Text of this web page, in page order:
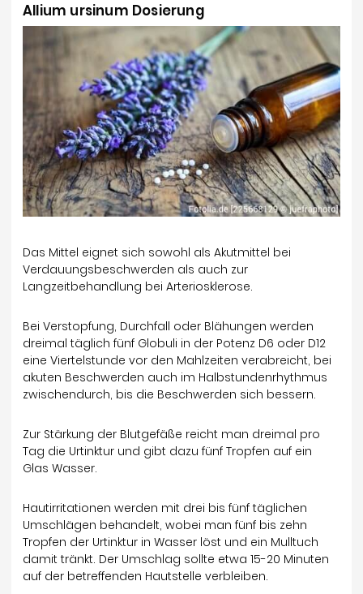
Allium ursinum Dosierung
Das Mittel eignet sich sowohl als Akutmittel bei
Verdauungsbeschwerden als auch zur
Langzeitbehandlung bei Arteriosklerose.
Bei Verstopfung, Durchfall oder Blähungen werden
dreimal täglich fünf Globuli in der Potenz D6 oder D12
eine Viertelstunde vor den Mahlzeiten verabreicht, bei
akuten Beschwerden auch im Halbstundenrhythmus
zwischendurch, bis die Beschwerden sich bessern.
Zur Stärkung der Blutgefäße reicht man dreimal pro
Tag die Urtinktur und gibt dazu fünf Tropfen auf ein
Glas Wasser.
Hautirritationen werden mit drei bis fünf täglichen
Umschlägen behandelt, wobei man fünf bis zehn
Tropfen der Urtinktur in Wasser löst und ein Mulltuch
damit tränkt. Der Umschlag sollte etwa 15-20 Minuten
auf der betreffenden Hautstelle verbleiben.